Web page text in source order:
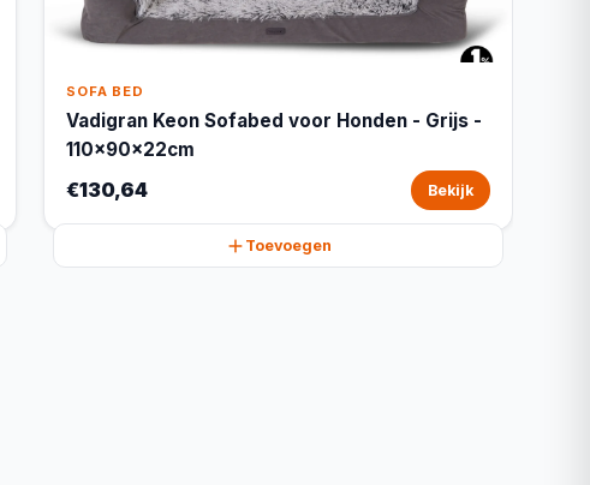
SOFA BED
Vadigran Keon Sofabed voor Honden - Grijs -
110x90x22cm
€130,64 Bekijk
Toevoegen